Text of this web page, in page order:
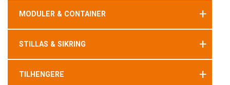
MODULER & CONTAINER +
STILLAS & SIKRING +
TILHENGERE +